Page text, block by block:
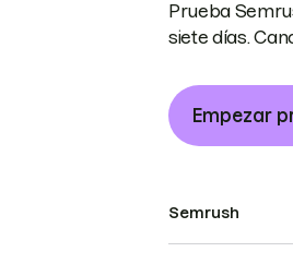
Prueba
siete días.
Empezar
Semrush